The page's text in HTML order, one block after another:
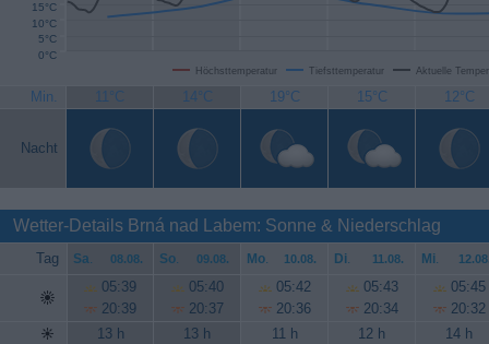
Höchsttemperatur Tiefsttemperatur Aktuelle
0°C
5°C
10°C
15°C
Min. 11°C 14°C 19°C 15°C 12°C
Nacht
Wetter-Details Brná nad Labem: Sonne & Niederschlag
Tag Sa. 08.08. So. 09.08. Mo. 10.08. Di. 11.08. Mi.
05:39
20:39
05:40
20:37
05:42
20:36
05:43
20:34
05:45
20:32
13 h
13 h 11 h 12 h 14 h